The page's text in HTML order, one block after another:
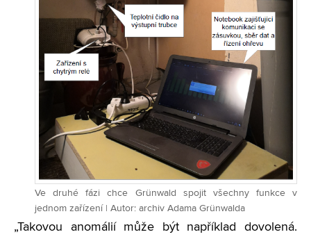
Ve druhé fázi chce Grünwald spojit všechny funkce v
jednom zařízení | Autor: archiv Adama Grünwalda
„Takovou anomálií může být například dovolená.